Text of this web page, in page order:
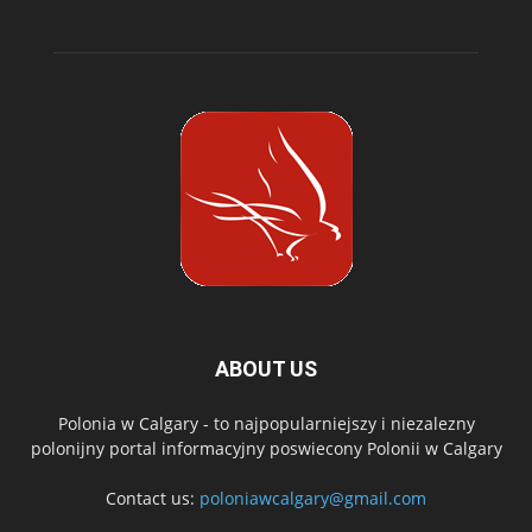
ABOUT US
Polonia w Calgary - to najpopularniejszy i niezalezny
polonijny portal informacyjny poswiecony Polonii w Calgary
Contact us: poloniawcalgary@gmail.com